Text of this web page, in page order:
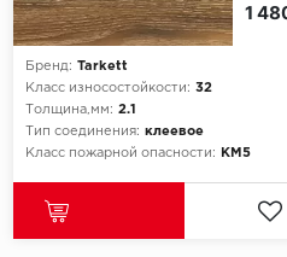
Бренд: Tarkett
Класс износостойкости: 32
Толщина,мм: 2.1
Тип соединения: клеевое
Класс пожарной опасности:
КМ5
1